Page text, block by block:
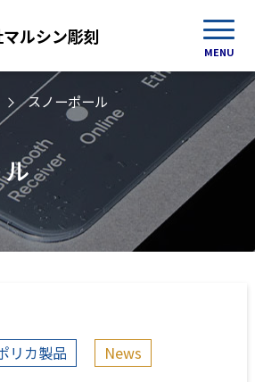
マルシン彫刻
MENU
スノーポール
リカ製品 News